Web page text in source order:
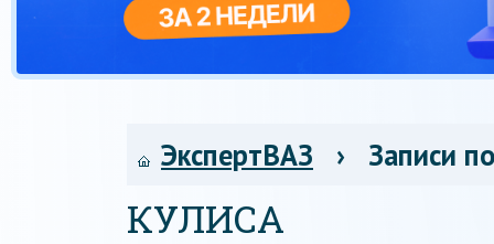
ЭкспертВАЗ › Записи
КУЛИСА